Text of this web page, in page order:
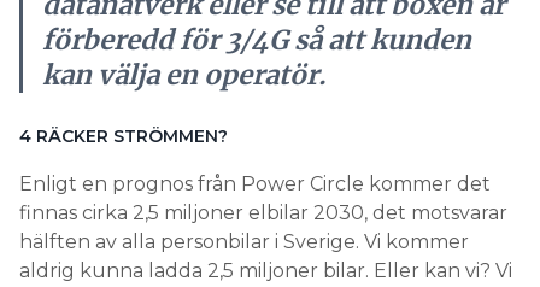
förberedd för 3/4G så att kunden
kan välja en operatör.
4 RÄCKER ­STRÖMMEN?
Enligt en prognos från Power Circle kommer det
finnas cirka 2,5 miljoner elbilar 2030, det motsvarar
hälften av alla personbilar i Sverige. Vi kommer
aldrig kunna ladda 2,5 miljoner bilar. Eller kan vi? Vi